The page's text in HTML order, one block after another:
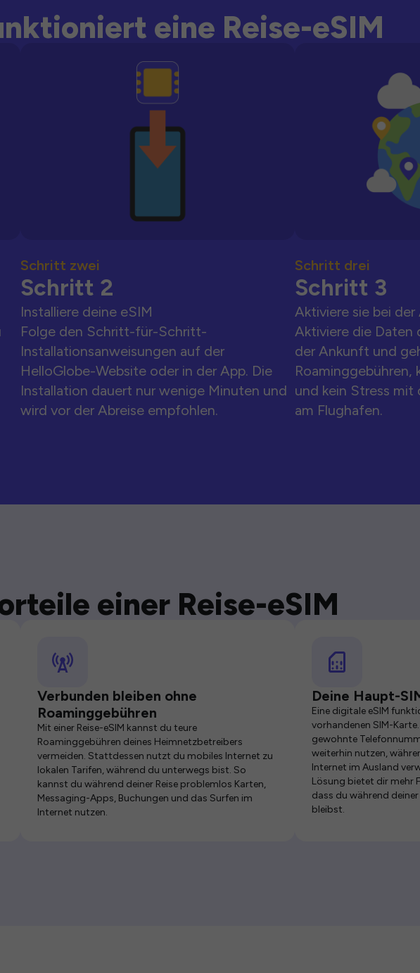
eine Reise-eSIM
Schritt zwei
Schritt 2
Installiere deine eSIM
Folge den Schritt-für-Schritt-
Installationsanweisungen auf der
HelloGlobe-Website oder in der App. Die
Installation dauert nur wenige Minuten und
wird vor der Abreise empfohlen.
Schritt drei
Schritt 3
Aktiviere sie bei
Aktiviere die Daten
der Ankunft und
Roaminggebühren,
und kein Stress
am Flughafen.
einer Reise-eSIM
Verbunden bleiben ohne
Roaminggebühren
Mit einer Reise-eSIM kannst du teure
Roaminggebühren deines Heimnetzbetreibers
vermeiden. Stattdessen nutzt du mobiles Internet zu
lokalen Tarifen, während du unterwegs bist. So
kannst du während deiner Reise problemlos Karten,
Messaging-Apps, Buchungen und das Surfen im
Internet nutzen.
Deine Haupt-
Eine digitale eSIM
vorhandenen SIM-
gewohnte
weiterhin nutzen,
Internet im Ausland
Lösung bietet dir mehr
dass du während
bleibst.